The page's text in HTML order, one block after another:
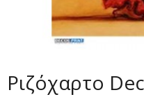
Ριζόχαρτο